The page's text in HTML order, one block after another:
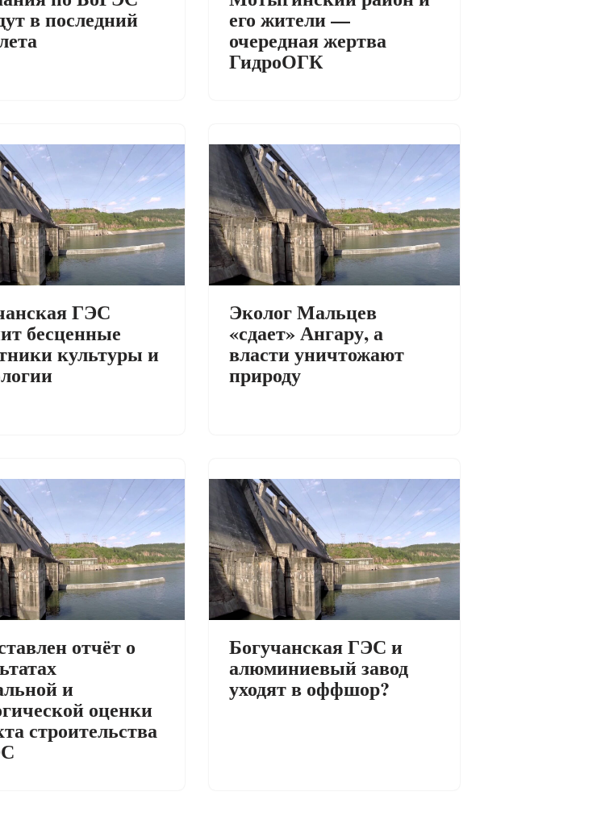
в последний его жители —
очередная жертва
ГидроОГК
ГЭС
бесценные
культуры и
Эколог Мальцев
«сдает» Ангару, а
власти уничтожают
природу
отчёт о
и
оценки
строительства
Богучанская ГЭС и
алюминиевый завод
уходят в оффшор?